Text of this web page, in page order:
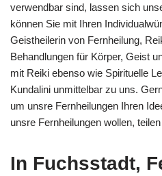
verwendbar sind, lassen sich
können Sie mit Ihren
Geistheilerin von Fernheilung,
Behandlungen für Körper, Geist
mit Reiki ebenso wie Spirituelle
Kundalini unmittelbar zu uns.
um unsre Fernheilungen Ihren
unsre Fernheilungen wollen,
In Fuchsstadt,